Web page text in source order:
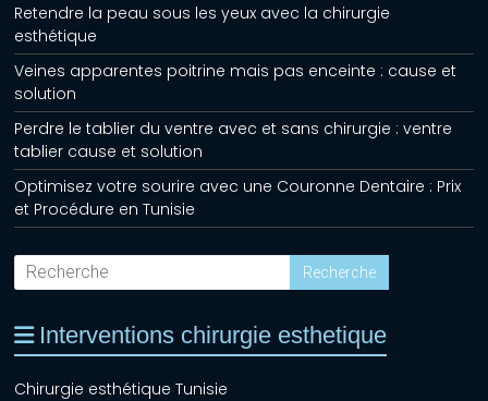
Retendre la peau sous les yeux avec la chirurgie
esthétique
Veines apparentes poitrine mais pas enceinte : cause et
solution
Perdre le tablier du ventre avec et sans chirurgie : ventre
tablier cause et solution
Optimisez votre sourire avec une Couronne Dentaire : Prix
et Procédure en Tunisie
Interventions chirurgie esthetique
Chirurgie esthétique Tunisie